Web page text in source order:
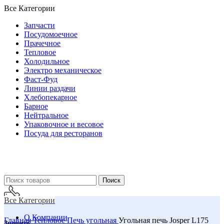
Все Категории
Запчасти
Посудомоечное
Прачечное
Тепловое
Холодильное
Электро механическое
Фаст-Фуд
Линии раздачи
Хлебопекарное
Барное
Нейтральное
Упаковочное и весовое
Посуда для ресторанов
Поиск
Все Категории
О Компании
ГлавнаяТепловоеПечь угольная Угольная печь Josper L175